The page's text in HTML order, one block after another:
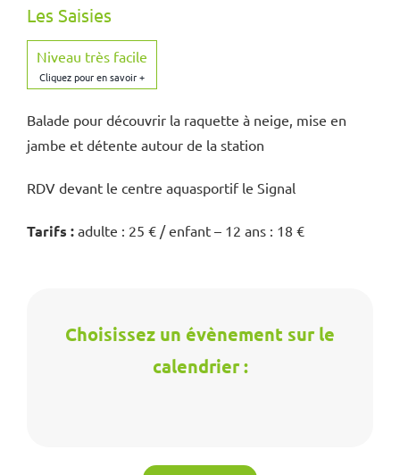
Les Saisies
Niveau très facile
Balade pour découvrir la raquette à neige, mise en
jambe et détente autour de la station
RDV devant le centre aquasportif le Signal
Tarifs : adulte : 25 € / enfant – 12 ans : 18 €
Choisissez un évènement sur le
calendrier :